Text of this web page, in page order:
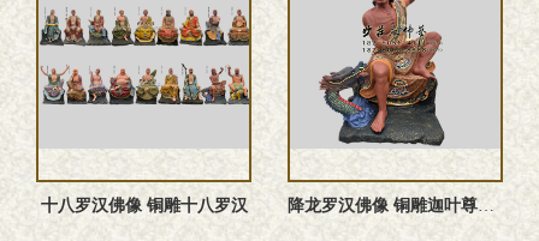
十八罗汉佛像 铜雕十八罗汉 降龙罗汉佛像 铜雕迦叶尊者塑像